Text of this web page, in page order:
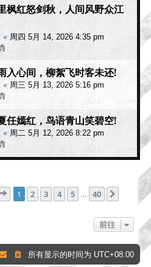
枫红怒剑秋，人间风野众江
« 周四 5月 14, 2026 4:35 pm
入心间，柳絮飞时客未还!
« 周三 5月 13, 2026 5:16 pm
任嫣红，鸟语青山笑碧空!
« 周二 5月 12, 2026 8:22 pm
分页：1 40
1 2 3 4 5 40
前往
所有显示的时间为 UTC+08:00